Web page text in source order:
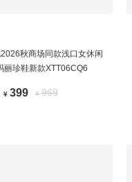
2026秋商场同款浅口女休闲
丽珍鞋新款XTT06CQ6
¥ 399 ¥969